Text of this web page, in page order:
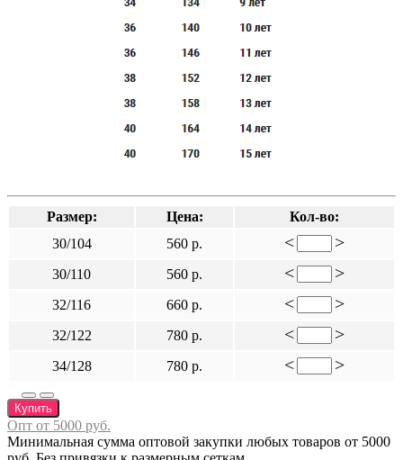
Размер: Цена:
Кол-во:
30/104
560 р. < >
30/110 560 р. < >
32/116 660 р. < >
32/122 780 р. < >
34/128 780 р. < >
Купить
Опт от 5000 руб.
Минимальная сумма оптовой закупки любых товаров от 5000